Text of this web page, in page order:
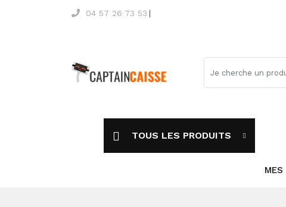
04 57 26 73 53
TOUS LES PRODUITS
MES